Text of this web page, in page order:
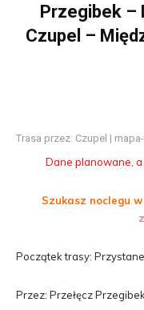
Przegibek –
Czupel –
Trasa przez: Czupel |
Dane planowane,
Szukasz noclegu
Początek trasy:
Przez: Przełęcz Przegibek,